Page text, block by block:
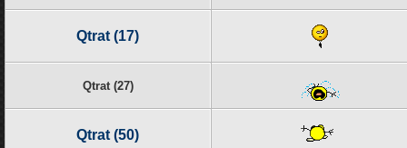
Qtrat (17)
Qtrat (27)
Qtrat (50)